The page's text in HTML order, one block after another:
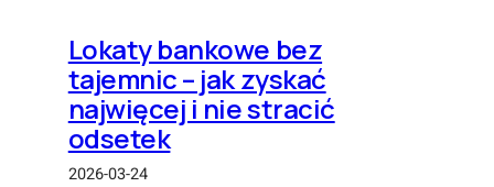
Lokaty bankowe bez
tajemnic – jak zyskać
najwięcej i nie stracić
odsetek
2026-03-24